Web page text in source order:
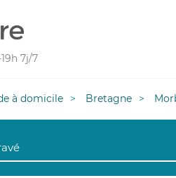
7j/7
à domicile Bretagne